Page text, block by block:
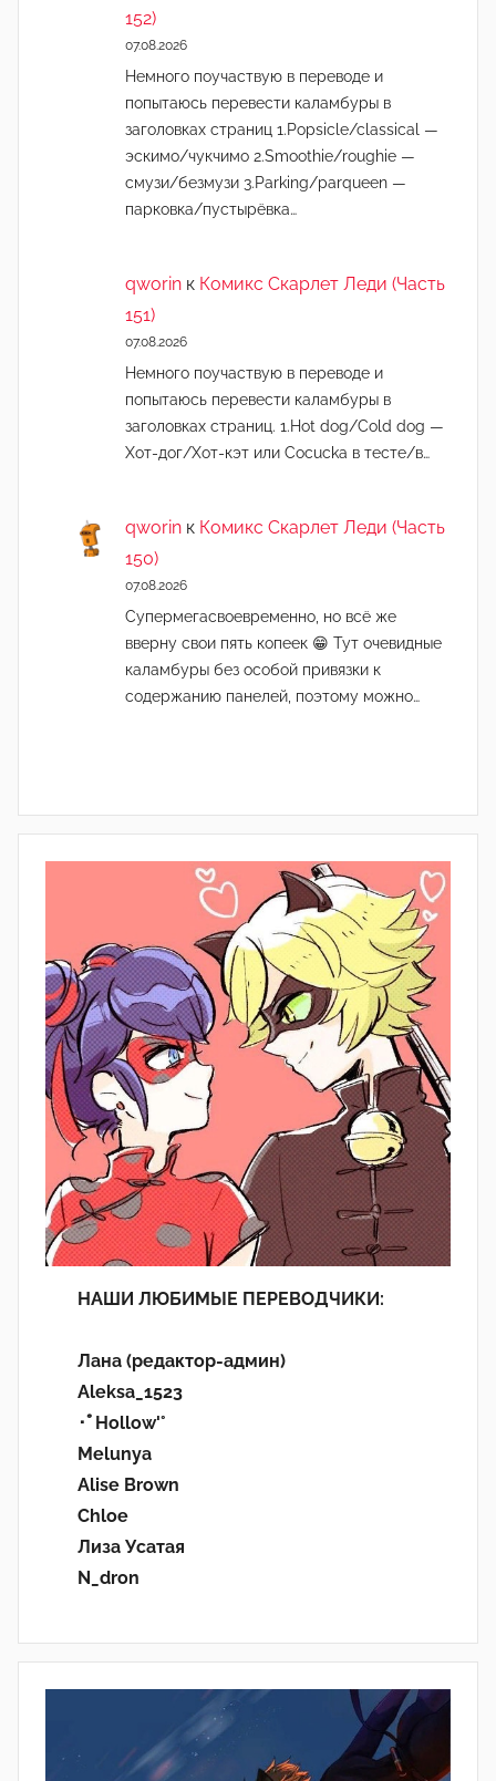
152)
07.08.2026
Немного поучаствую в переводе и
попытаюсь перевести каламбуры в
заголовках страниц 1.Popsicle/classical —
эскимо/чукчимо 2.Smoothie/roughie —
смузи/безмузи 3.Parking/parqueen —
парковка/пустырёвка…
qworin к Комикс Скарлет Леди (Часть
151)
07.08.2026
Немного поучаствую в переводе и
попытаюсь перевести каламбуры в
заголовках страниц. 1.Hot dog/Cold dog —
Хот-дог/Хот-кэт или Cocucka в тесте/в…
qworin к Комикс Скарлет Леди (Часть
150)
07.08.2026
Супермегасвоевременно, но всё же
вверну свои пять копеек 😁 Тут очевидные
каламбуры без особой привязки к
содержанию панелей, поэтому можно…
НАШИ ЛЮБИМЫЕ ПЕРЕВОДЧИКИ:
Лана (редактор-админ)
Aleksa_1523
･ﾟHollow'°
Melunya
Alise Brown
Chloe
Лиза Усатая
N_dron